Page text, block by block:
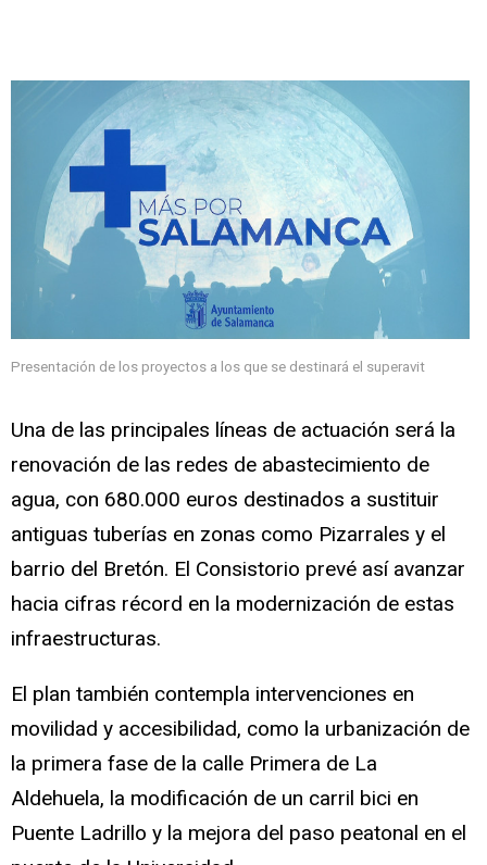
Presentación de los proyectos a los que se destinará el superavit
Una de las principales líneas de actuación será la
renovación de las redes de abastecimiento de
agua, con 680.000 euros destinados a sustituir
antiguas tuberías en zonas como Pizarrales y el
barrio del Bretón. El Consistorio prevé así avanzar
hacia cifras récord en la modernización de estas
infraestructuras.
El plan también contempla intervenciones en
movilidad y accesibilidad, como la urbanización de
la primera fase de la calle Primera de La
Aldehuela, la modificación de un carril bici en
Puente Ladrillo y la mejora del paso peatonal en el